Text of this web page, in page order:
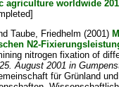
agriculture worldwide
Taube, Friedhelm (2001)
N2-
nitrogen fixation of
August 2001 in
für Grünland